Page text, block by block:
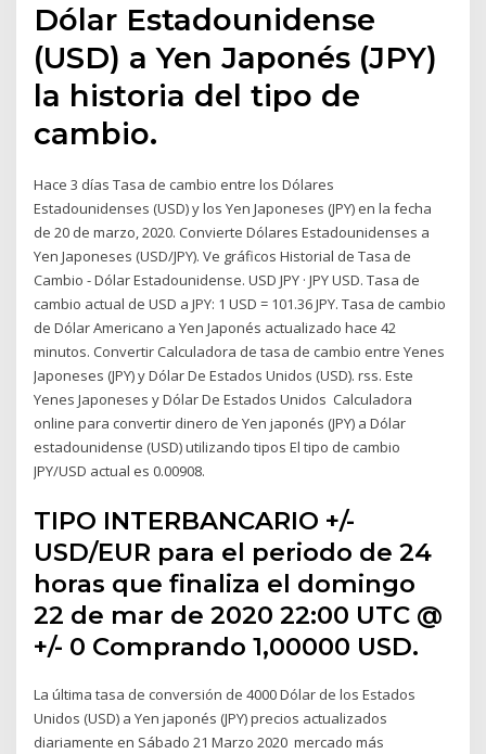
Dólar Estadounidense
(USD) a Yen Japonés (JPY)
la historia del tipo de
cambio.
Hace 3 días Tasa de cambio entre los Dólares
Estadounidenses (USD) y los Yen Japoneses (JPY) en la fecha
de 20 de marzo, 2020. Convierte Dólares Estadounidenses a
Yen Japoneses (USD/JPY). Ve gráficos Historial de Tasa de
Cambio - Dólar Estadounidense. USD JPY · JPY USD. Tasa de
cambio actual de USD a JPY: 1 USD = 101.36 JPY. Tasa de cambio
de Dólar Americano a Yen Japonés actualizado hace 42
minutos. Convertir Calculadora de tasa de cambio entre Yenes
Japoneses (JPY) y Dólar De Estados Unidos (USD). rss. Este
Yenes Japoneses y Dólar De Estados Unidos Calculadora
online para convertir dinero de Yen japonés (JPY) a Dólar
estadounidense (USD) utilizando tipos El tipo de cambio
JPY/USD actual es 0.00908.
TIPO INTERBANCARIO +/-
USD/EUR para el periodo de 24
horas que finaliza el domingo
22 de mar de 2020 22:00 UTC @
+/- 0 Comprando 1,00000 USD.
La última tasa de conversión de 4000 Dólar de los Estados
Unidos (USD) a Yen japonés (JPY) precios actualizados
diariamente en Sábado 21 Marzo 2020 mercado más